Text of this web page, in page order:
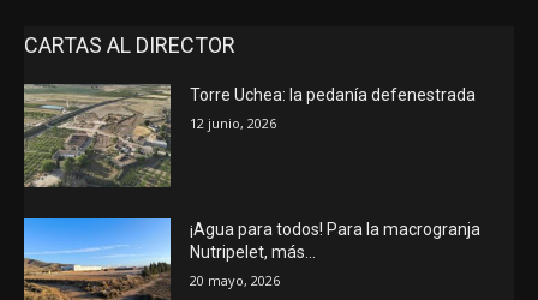
CARTAS AL DIRECTOR
Torre Uchea: la pedanía defenestrada
12 junio, 2026
¡Agua para todos! Para la macrogranja
Nutripelet, más…
20 mayo, 2026